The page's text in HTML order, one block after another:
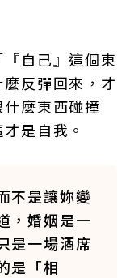
自己』這個東
反彈回來，才
麼東西碰撞
是自我。
不是讓妳變
，婚姻是一
是一場酒席
是「相